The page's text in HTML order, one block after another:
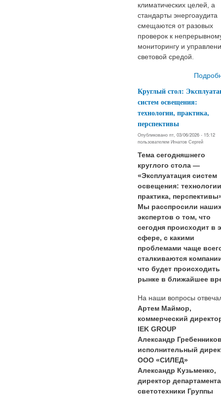
климатических целей, а
стандарты энергоаудита
смещаются от разовых
проверок к
мониторингу и
световой средой.
Круглый стол:
систем освещения:
технологии, практика,
перспективы
Опубликовано пт, 03/06/2026 - 15:12
пользователем Игнатов Сергей
Тема сегодняшнего
круглого стола —
«Эксплуатация систем
освещения:
практика,
Мы расспросили
экспертов о том, что
сегодня происходит в
сфере, с какими
проблемами чаще
сталкиваются
что будет происходить
рынке в ближайшее
На наши вопросы
Артем Маймор,
коммерческий
IEK GROUP
Александр
исполнительный
ООО «СИЛЕД»
Александр Кузьменко,
директор департамента
светотехники Группы